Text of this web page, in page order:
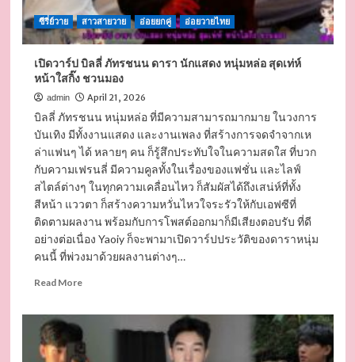
ผล
งาน
น่า
หล่อ
สูง
งาม
ดี
จัด
ซีรี่ย์วาย สาวสายวาย อ่อยยกคู่ อ่อยวายไทย
เปิดวาร์ป บิลลี่ ภัทรชนน ดารา นักแสดง หนุ่มหล่อ สุดเท่ห์
หน้าใสกิ๊ง ชวนมอง
admin April 21, 2026
บิลลี่ ภัทรชนน หนุ่มหล่อ ที่มีความสามารถมากมาย ในวงการ
บันเทิง มีทั้งงานแสดง และงานเพลง ที่สร้างการจดจำจากเห
ล่าแฟนๆ ได้ หลายๆ คน ก็รู้สึกประทับใจในความสดใส ที่บวก
กับความเฟรนลี่ มีความคูลทั้งในเรื่องของแฟชั่น และไลฟ์
สไตล์ต่างๆ ในทุกความเคลื่อนไหว ก็สัมผัสได้ถึงเสน่ห์ที่ทั้ง
สีหน้า แววตา ก็สร้างความหวั่นไหวใจระรัวให้กับเอฟซีที่
ติดตามผลงาน พร้อมกับการโพสต์ออกมาก็มีเสียงตอบรับ ที่ดี
อย่างต่อเนื่อง Yaoiy ก็จะพามาเปิดวาร์ปประวัติของดาราหนุ่ม
คนนี้ ที่พ่วงมาด้วยผลงานต่างๆ…
Read MoreRead
เปิด
วาร์
ป